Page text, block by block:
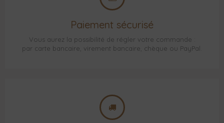
Paiement sécurisé
Vous aurez la possibilité de régler votre commande :
par carte bancaire, virement bancaire, chèque ou PayPal.